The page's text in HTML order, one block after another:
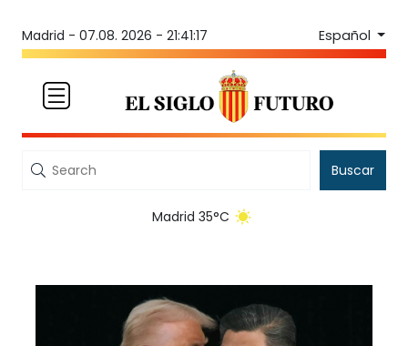
Madrid - 07.08. 2026 - 21:41:17 Español
Buscar
Madrid 35°C